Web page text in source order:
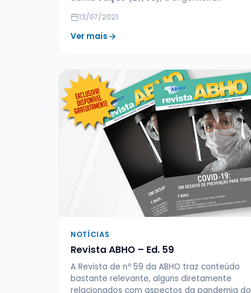
13/07/2021
Ver mais
NOTÍCIAS
Revista ABHO – Ed. 59
A Revista de nº 59 da ABHO traz conteúdo
bastante relevante, alguns diretamente
relacionados com aspectos da pandemia do